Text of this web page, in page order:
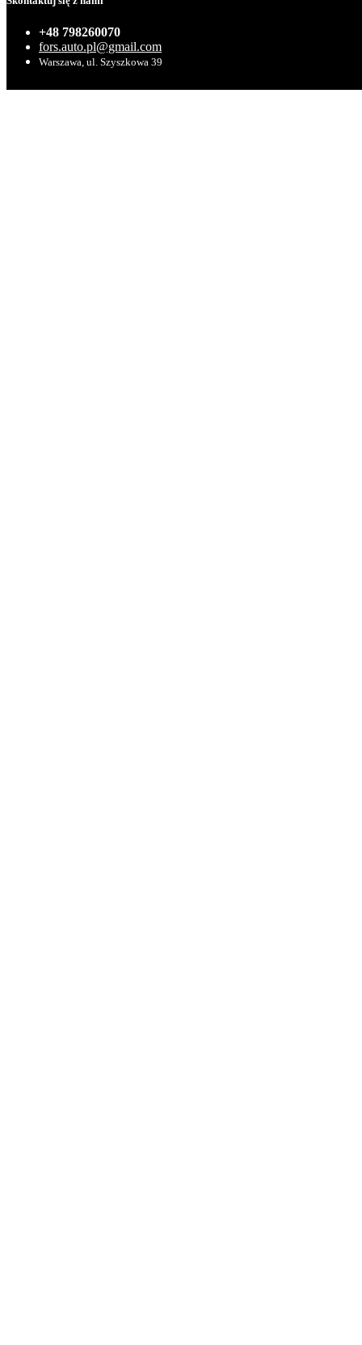
+48 798260070
fors.auto.pl@gmail.com
Warszawa, ul. Szyszkowa 39